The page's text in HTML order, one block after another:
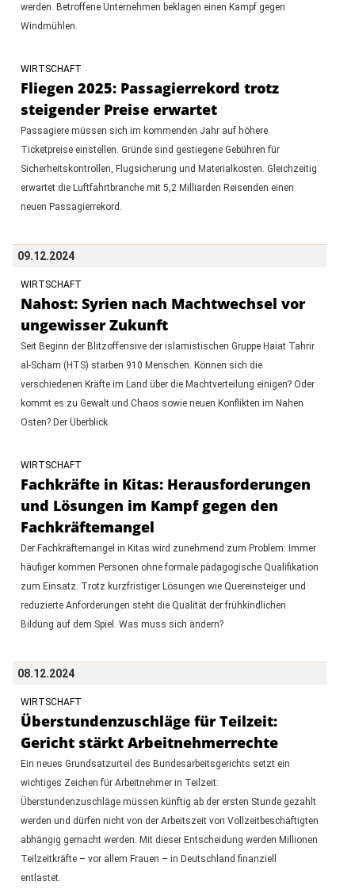
werden. Betroffene Unternehmen beklagen einen Kampf gegen
Windmühlen.
WIRTSCHAFT
Fliegen 2025: Passagierrekord trotz
steigender Preise erwartet
Passagiere müssen sich im kommenden Jahr auf höhere
Ticketpreise einstellen. Gründe sind gestiegene Gebühren für
Sicherheitskontrollen, Flugsicherung und Materialkosten. Gleichzeitig
erwartet die Luftfahrtbranche mit 5,2 Milliarden Reisenden einen
neuen Passagierrekord.
09.12.2024
WIRTSCHAFT
Nahost: Syrien nach Machtwechsel vor
ungewisser Zukunft
Seit Beginn der Blitzoffensive der islamistischen Gruppe Haiat Tahrir
al-Scham (HTS) starben 910 Menschen. Können sich die
verschiedenen Kräfte im Land über die Machtverteilung einigen? Oder
kommt es zu Gewalt und Chaos sowie neuen Konflikten im Nahen
Osten? Der Überblick.
WIRTSCHAFT
Fachkräfte in Kitas: Herausforderungen
und Lösungen im Kampf gegen den
Fachkräftemangel
Der Fachkräftemangel in Kitas wird zunehmend zum Problem: Immer
häufiger kommen Personen ohne formale pädagogische Qualifikation
zum Einsatz. Trotz kurzfristiger Lösungen wie Quereinsteiger und
reduzierte Anforderungen steht die Qualität der frühkindlichen
Bildung auf dem Spiel. Was muss sich ändern?
08.12.2024
WIRTSCHAFT
Überstundenzuschläge für Teilzeit:
Gericht stärkt Arbeitnehmerrechte
Ein neues Grundsatzurteil des Bundesarbeitsgerichts setzt ein
wichtiges Zeichen für Arbeitnehmer in Teilzeit:
Überstundenzuschläge müssen künftig ab der ersten Stunde gezahlt
werden und dürfen nicht von der Arbeitszeit von Vollzeitbeschäftigten
abhängig gemacht werden. Mit dieser Entscheidung werden Millionen
Teilzeitkräfte – vor allem Frauen – in Deutschland finanziell
entlastet.